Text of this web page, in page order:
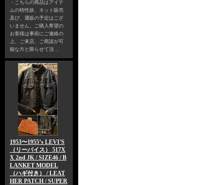
・こちらの商品はアイテ
ムの特性故、ネット販売
及び、通販の予定はござ
いません。ご購入希望の
お客様は事前にご連絡の
上、ご来店、ご商談が可
能な方と限らせて頂…
1953〜1955’s LEVI'S
（リーバイス） 517X
X 2nd JK / SIZE46 / B
LANKET MODEL
（ハギ付き） / LEAT
HER PATCH / SUPER